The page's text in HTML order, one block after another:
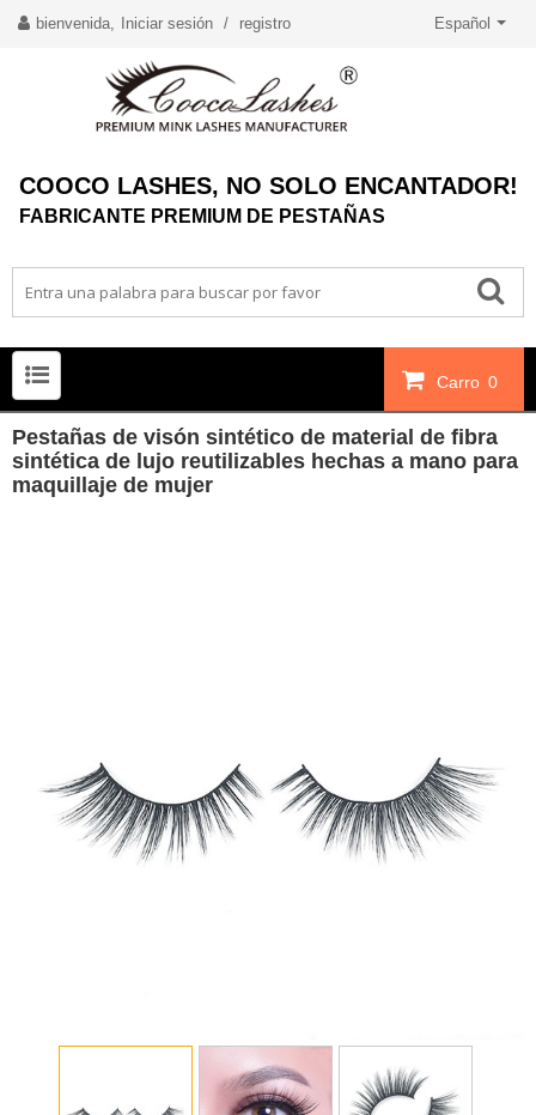
bienvenida, Iniciar sesión / registro Español
COOCO LASHES, NO SOLO ENCANTADOR!
FABRICANTE PREMIUM DE PESTAÑAS
Carro 0
Pestañas de visón sintético de material de fibra
sintética de lujo reutilizables hechas a mano para
maquillaje de mujer